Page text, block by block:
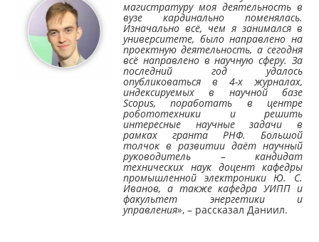
магистратуру моя деятельность в
вузе кардинально поменялась.
Изначально всё, чем я занимался в
университете, было направлено на
проектную деятельность, а сегодня
всё направлено в научную сферу. За
последний год удалось
опубликоваться в 4-х журналах,
индексируемых в научной базе
Scopus, поработать в центре
робототехники и решить
интересные научные задачи в
рамках гранта РНФ. Большой
толчок в развитии даёт научный
руководитель – кандидат
технических наук доцент кафедры
промышленной электроники Ю. С.
Иванов, а также кафедра УИПП и
факультет энергетики и
управления», – рассказал Даниил.